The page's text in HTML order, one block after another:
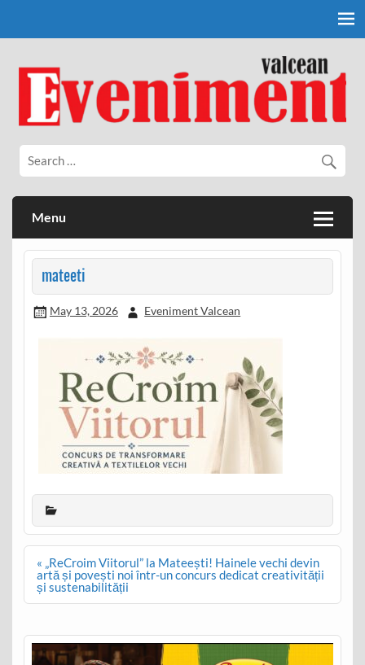
Eveniment Valcean
Menu
mateeti
May 13, 2026 Eveniment Valcean
Post
navigation
« „ReCroim Viitorul” la Mateești! Hainele vechi devin
artă și povești noi într-un concurs dedicat creativității
și sustenabilității